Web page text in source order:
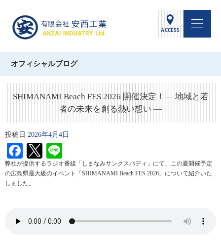
オフィシャルブログ
SHIMANAMI Beach FES 2026 開催決定！― 地域と若
者の未来を創る熱い想い ―
投稿日 2026年4月4日
Facebook
Twitter
弊社が提供するラジオ番組「しまなみサンクスバディ」にて、この夏開催予定
の広島県最大級のイベント「SHIMANAMI Beach FES 2026」について紹介いた
しました。